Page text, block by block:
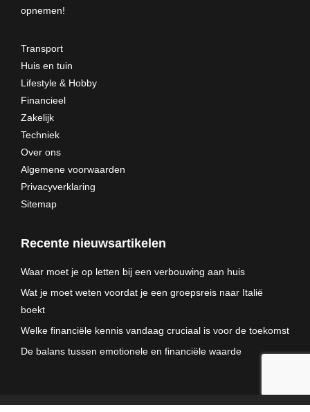
opnemen!
Transport
Huis en tuin
Lifestyle & Hobby
Financieel
Zakelijk
Techniek
Over ons
Algemene voorwaarden
Privacyverklaring
Sitemap
Recente nieuwsartikelen
Waar moet je op letten bij een verbouwing aan huis
Wat je moet weten voordat je een groepsreis naar Italië
boekt
Welke financiële kennis vandaag cruciaal is voor de toekomst
De balans tussen emotionele en financiële waarde
© RCW Web - 2025. All rights reserved.